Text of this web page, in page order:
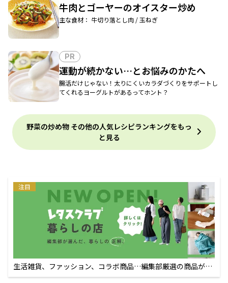
牛肉とゴーヤーのオイスター炒め
主な食材： 牛切り落とし肉 / 玉ねぎ
PR
運動が続かない…とお悩みのかたへ
腸活だけじゃない！太りにくいカラダづくりをサポートし
てくれるヨーグルトがあるってホント？
野菜の炒め物 その他の人気レシピランキングをもっ
と見る
注目
生活雑貨、ファッション、コラボ商品…編集部厳選の商品が買
えるECサイト